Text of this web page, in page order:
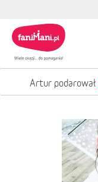
Artur podarował